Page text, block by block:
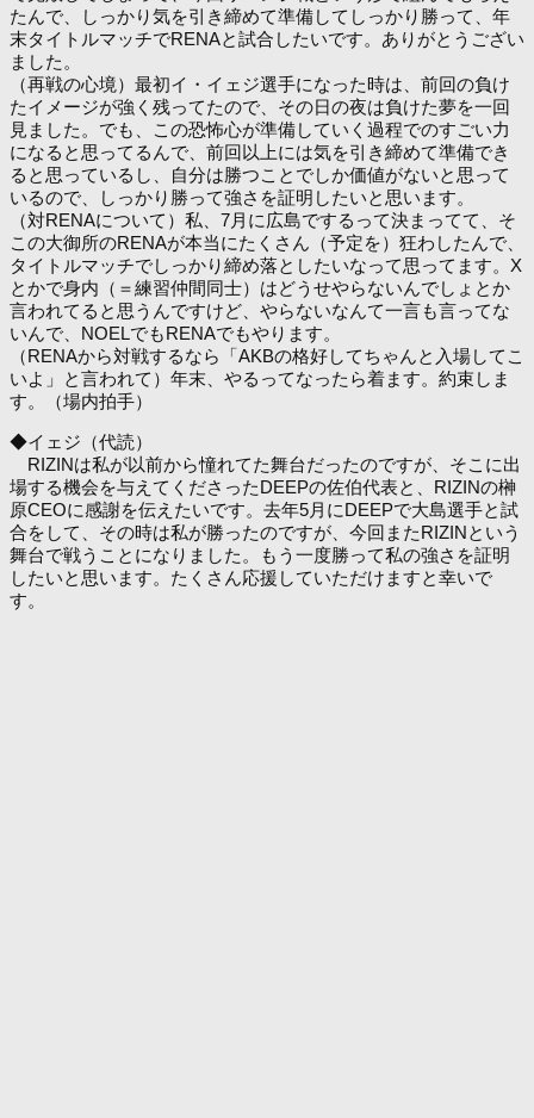
たんで、しっかり気を引き締めて準備してしっかり勝って、年
末タイトルマッチでRENAと試合したいです。ありがとうござい
ました。
（再戦の心境）最初イ・イェジ選手になった時は、前回の負け
たイメージが強く残ってたので、その日の夜は負けた夢を一回
見ました。でも、この恐怖心が準備していく過程でのすごい力
になると思ってるんで、前回以上には気を引き締めて準備でき
ると思っているし、自分は勝つことでしか価値がないと思って
いるので、しっかり勝って強さを証明したいと思います。
（対RENAについて）私、7月に広島でするって決まってて、そ
この大御所のRENAが本当にたくさん（予定を）狂わしたんで、
タイトルマッチでしっかり締め落としたいなって思ってます。X
とかで身内（＝練習仲間同士）はどうせやらないんでしょとか
言われてると思うんですけど、やらないなんて一言も言ってな
いんで、NOELでもRENAでもやります。
（RENAから対戦するなら「AKBの格好してちゃんと入場してこ
いよ」と言われて）年末、やるってなったら着ます。約束しま
す。（場内拍手）
◆イェジ（代読）
RIZINは私が以前から憧れてた舞台だったのですが、そこに出
場する機会を与えてくださったDEEPの佐伯代表と、RIZINの榊
原CEOに感謝を伝えたいです。去年5月にDEEPで大島選手と試
合をして、その時は私が勝ったのですが、今回またRIZINという
舞台で戦うことになりました。もう一度勝って私の強さを証明
したいと思います。たくさん応援していただけますと幸いで
す。